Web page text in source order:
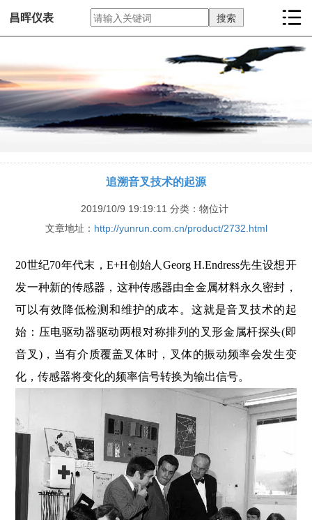
昌晖仪表
追溯音叉技术的起源
2019/10/9 19:19:11 分类：物位计
文章地址： http://yunrun.com.cn/product/2732.html
20世纪70年代末，E+H创始人Georg H.Endress先生设想开
发一种新的传感器，这种传感器由全金属材料永久密封，
可以有效降低检测和维护的成本。这就是音叉技术的起
始：压电驱动器驱动两根对称排列的叉形金属杆探头(即
音叉)，当有介质覆盖叉体时，叉体的振动频率会发生变
化，传感器将变化的频率信号转换为输出信号。